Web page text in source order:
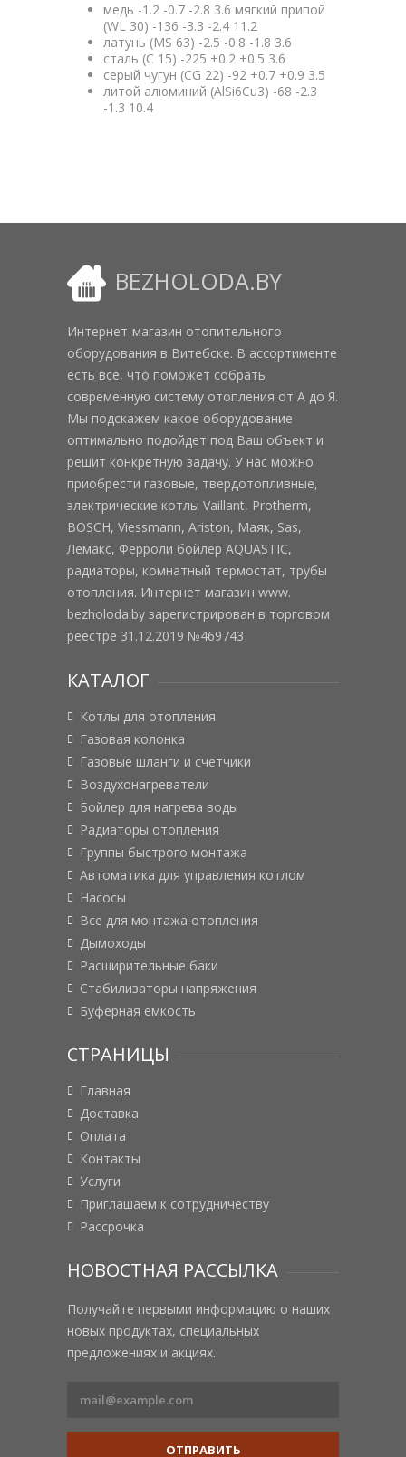
медь -1.2 -0.7 -2.8 3.6 мягкий припой
(WL 30) -136 -3.3 -2.4 11.2
латунь (MS 63) -2.5 -0.8 -1.8 3.6
сталь (С 15) -225 +0.2 +0.5 3.6
серый чугун (CG 22) -92 +0.7 +0.9 3.5
литой алюминий (AlSi6Cu3) -68 -2.3
-1.3 10.4
BEZHOLODA.BY
Интернет-магазин отопительного
оборудования в Витебске. В ассортименте
есть все, что поможет собрать
современную систему отопления от А до Я.
Мы подскажем какое оборудование
оптимально подойдет под Ваш объект и
решит конкретную задачу. У нас можно
приобрести газовые, твердотопливные,
электрические котлы Vaillant, Protherm,
BOSCH, Viessmann, Ariston, Маяк, Sas,
Лемакс, Ферроли бойлер AQUASTIC,
радиаторы, комнатный термостат, трубы
отопления. Интернет магазин www.
bezholoda.by зарегистрирован в торговом
реестре 31.12.2019 №469743
КАТАЛОГ
Котлы для отопления
Газовая колонка
Газовые шланги и счетчики
Воздухонагреватели
Бойлер для нагрева воды
Радиаторы отопления
Группы быстрого монтажа
Автоматика для управления котлом
Насосы
Все для монтажа отопления
Дымоходы
Расширительные баки
Стабилизаторы напряжения
Буферная емкость
СТРАНИЦЫ
Главная
Доставка
Оплата
Контакты
Услуги
Приглашаем к сотрудничеству
Рассрочка
НОВОСТНАЯ РАССЫЛКА
Получайте первыми информацию о наших
новых продуктах, специальных
предложениях и акциях.
ОТПРАВИТЬ